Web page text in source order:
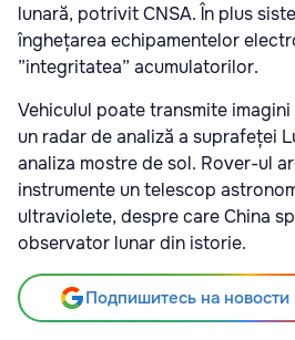
lunară, potrivit CNSA. În plus
înghețarea echipamentelor
”integritatea” acumulatorilor.
Vehiculul poate transmite
un radar de analiză a suprafeței
analiza mostre de sol. Rover-ul
instrumente un telescop
ultraviolete, despre care China
observator lunar din istorie.
Подпишитесь на